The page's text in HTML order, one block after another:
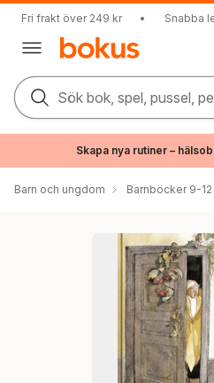
Fri frakt över 249 kr • Snabba
Sök bok, spel, pussel,
Skapa nya rutiner –
Barn och ungdom Barnböcker 9-12